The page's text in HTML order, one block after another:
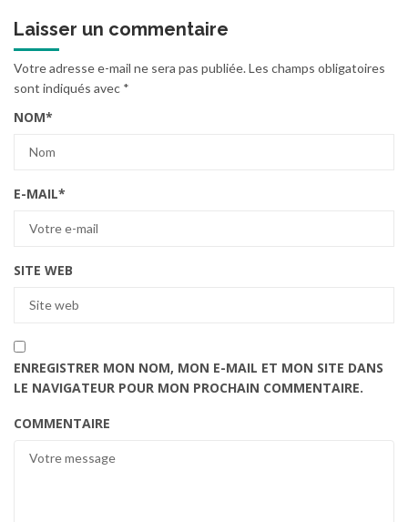
Laisser un commentaire
Votre adresse e-mail ne sera pas publiée.Les champs obligatoires
sont indiqués avec *
NOM*
E-MAIL*
SITE WEB
ENREGISTRER MON NOM, MON E-MAIL ET MON SITE DANS
LE NAVIGATEUR POUR MON PROCHAIN COMMENTAIRE.
COMMENTAIRE